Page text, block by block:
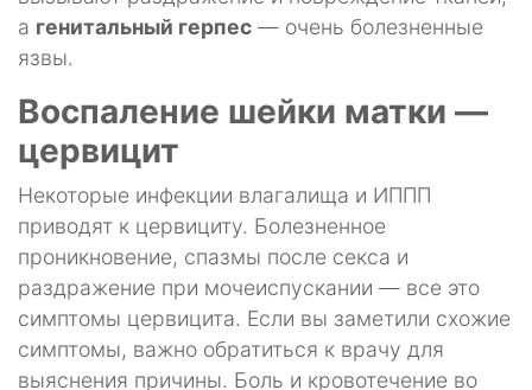
а генитальный герпес — очень болезненные
язвы.
Воспаление шейки матки —
цервицит
Некоторые инфекции влагалища и ИППП
приводят к цервициту. Болезненное
проникновение, спазмы после секса и
раздражение при мочеиспускании — все это
симптомы цервицита. Если вы заметили схожие
симптомы, важно обратиться к врачу для
выяснения причины. Боль и кровотечение во